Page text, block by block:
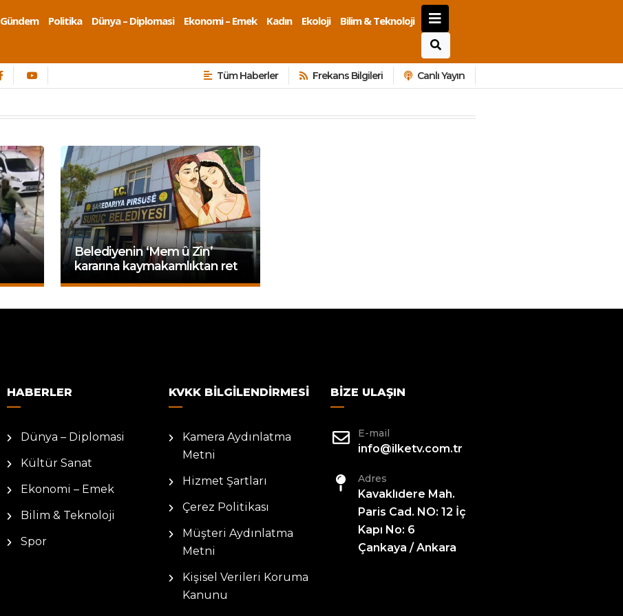
Gündem Politika Dünya – Diplomasi Ekonomi – Emek Kadın Ekoloji
Bilim & Teknoloji
Tüm Haberler Frekans Bilgileri Canlı Yayın
Belediyenin ‘Mem û Zîn’
kararına kaymakamlıktan ret
HABERLER
Dünya – Diplomasi
Kültür Sanat
Ekonomi – Emek
Bilim & Teknoloji
Spor
KVKK BILGILENDIRMESI
Kamera Aydınlatma
Metni
Hizmet Şartları
Çerez Politikası
Müşteri Aydınlatma
Metni
Kişisel Verileri Koruma
Kanunu
BIZE ULAŞIN
E-mail
info@ilketv.com.tr
Adres
Kavaklıdere Mah.
Paris Cad. NO: 12 İç
Kapı No: 6
Çankaya / Ankara